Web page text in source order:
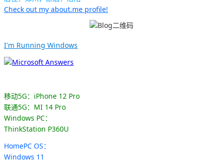
Check out my about.me profile!
I'm Running Windows
移动5G：iPhone 12 Pro
联通5G：MI 14 Pro
Windows PC：
ThinkStation P360U
HomePC OS：
Windows 11